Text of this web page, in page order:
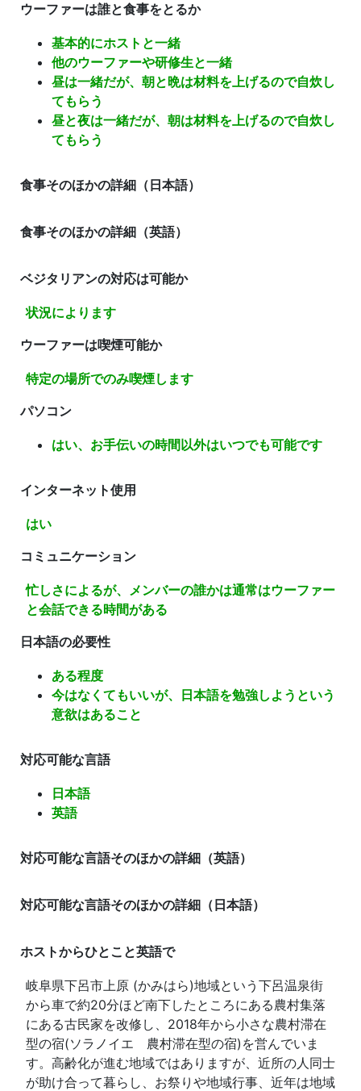
ウーファーは誰と食事をとるか
基本的にホストと一緒
他のウーファーや研修生と一緒
昼は一緒だが、朝と晩は材料を上げるので自炊し
てもらう
昼と夜は一緒だが、朝は材料を上げるので自炊し
てもらう
食事そのほかの詳細（日本語）
食事そのほかの詳細（英語）
ベジタリアンの対応は可能か
状況によります
ウーファーは喫煙可能か
特定の場所でのみ喫煙します
パソコン
はい、お手伝いの時間以外はいつでも可能です
インターネット使用
はい
コミュニケーション
忙しさによるが、メンバーの誰かは通常はウーファー
と会話できる時間がある
日本語の必要性
ある程度
今はなくてもいいが、日本語を勉強しようという
意欲はあること
対応可能な言語
日本語
英語
対応可能な言語そのほかの詳細（英語）
対応可能な言語そのほかの詳細（日本語）
ホストからひとこと英語で
岐阜県下呂市上原 (かみはら)地域という下呂温泉街
から車で約20分ほど南下したところにある農村集落
にある古民家を改修し、2018年から小さな農村滞在
型の宿(ソラノイエ 農村滞在型の宿)を営んでいま
す。高齢化が進む地域ではありますが、近所の人同士
が助け合って暮らし、お祭りや地域行事、近年は地域